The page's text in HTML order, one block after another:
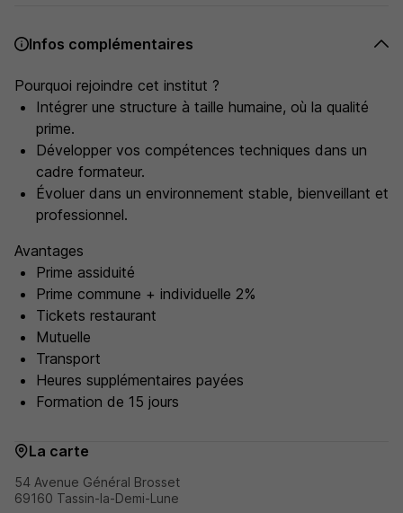
Infos complémentaires
Pourquoi rejoindre cet institut ?
Intégrer une structure à taille humaine, où la qualité
prime.
Développer vos compétences techniques dans un
cadre formateur.
Évoluer dans un environnement stable, bienveillant et
professionnel.
Avantages
Prime assiduité
Prime commune + individuelle 2%
Tickets restaurant
Mutuelle
Transport
Heures supplémentaires payées
Formation de 15 jours
La carte
54 Avenue Général Brosset
69160 Tassin-la-Demi-Lune